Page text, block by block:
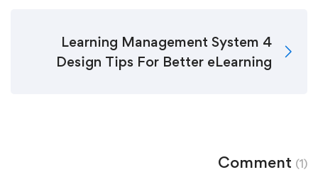
4 Learning Management System
Design Tips For Better eLearning
Comment (1)